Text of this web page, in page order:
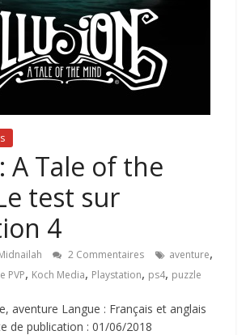
A Tale of the
test sur
4
2 Commentaires aventure,
PVP, Koch Media, Playstation, ps4, puzzle
aventure Langue : Français et anglais
de publication : 01/06/2018